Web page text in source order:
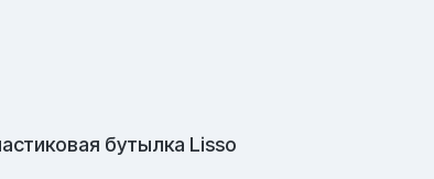
бутылка Lisso